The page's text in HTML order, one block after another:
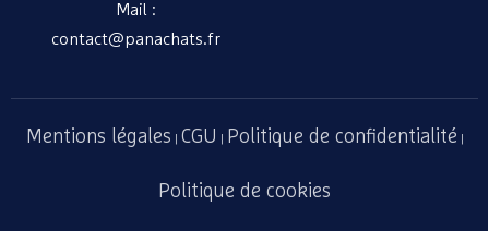
Mail :
contact@panachats.fr
Mentions légales CGU Politique de confidentialité
Politique de cookies